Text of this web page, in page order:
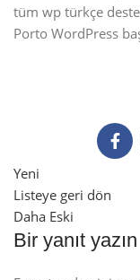
tüm wp türkçe
Porto WordPress
Yeni
Listeye geri dön
Daha Eski
Bir yanıt yazın